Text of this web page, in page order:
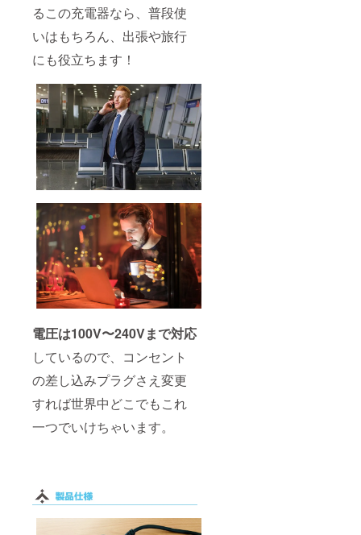
るこの充電器なら、普段使
いはもちろん、出張や旅行
にも役立ちます！
電圧は100V〜240Vまで対応
しているので、コンセント
の差し込みプラグさえ変更
すれば世界中どこでもこれ
一つでいけちゃいます。